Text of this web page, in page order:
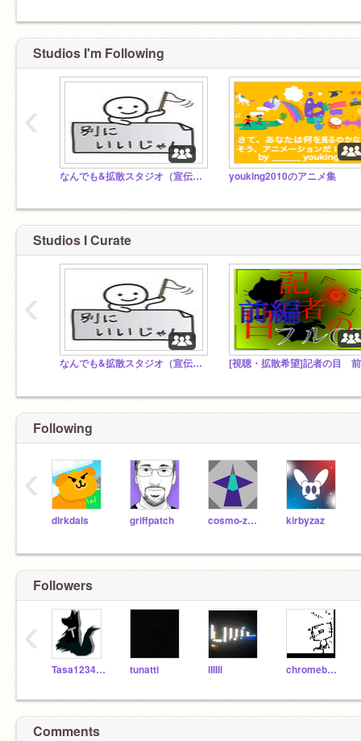
Studios I'm Following
なんでも&拡散スタジオ（宣伝⭕） youking2010のアニメ集
‹
Studios I Curate
なんでも&拡散スタジオ（宣伝⭕）
‹
Following
dlrkdals griffpatch cosmo-zero kirbyzaz
‹
Followers
Tasa123456789 tunatti lIIIIl chromebookusyoso
‹
Comments